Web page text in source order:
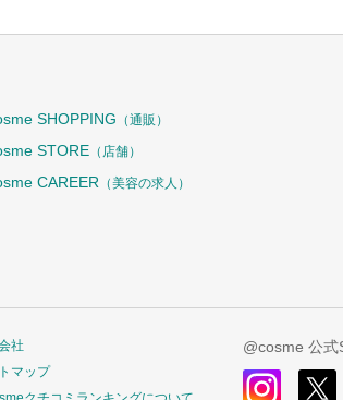
SHOPPING （通販）
STORE （店舗）
CAREER （美容の求人）
社
マップ
@cosme 公式